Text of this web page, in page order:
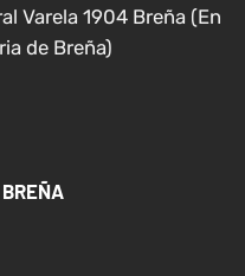
Varela 1904 Breña (En
de Breña)